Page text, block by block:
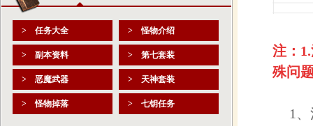
> 任务大全 > 怪物介绍
> 副本资料 > 第七套装
> 恶魔武器 > 天神套装
> 怪物掉落 > 七钥任务
注：
殊问
1